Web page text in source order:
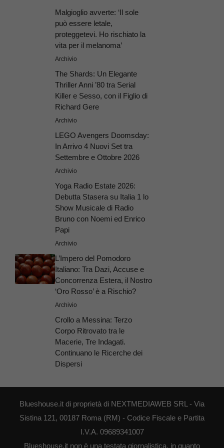
Malgioglio avverte: ‘Il sole
può essere letale,
proteggetevi. Ho rischiato la
vita per il melanoma’
Archivio
The Shards: Un Elegante
Thriller Anni ’80 tra Serial
Killer e Sesso, con il Figlio di
Richard Gere
Archivio
LEGO Avengers Doomsday:
In Arrivo 4 Nuovi Set tra
Settembre e Ottobre 2026
Archivio
Yoga Radio Estate 2026:
Debutta Stasera su Italia 1 lo
Show Musicale di Radio
Bruno con Noemi ed Enrico
Papi
Archivio
L’Impero del Pomodoro
Italiano: Tra Dazi, Accuse e
Concorrenza Estera, il Nostro
‘Oro Rosso’ è a Rischio?
Archivio
Crollo a Messina: Terzo
Corpo Ritrovato tra le
Macerie, Tre Indagati.
Continuano le Ricerche dei
Dispersi
Blueshouse.it di proprietà di NEXTMEDIAWEB SRL - Via
Sistina 121, 00187 Roma (RM) - Codice Fiscale e Partita
I.V.A. 09689341007
Blueshouse.it non è una testata giornalistica, in quanto